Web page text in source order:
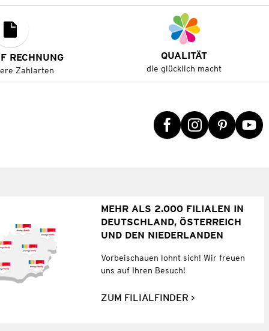
RECHNUNG
Zahlarten
QUALITÄT
die glücklich macht
MEHR ALS 2.000 FILIALEN IN
DEUTSCHLAND, ÖSTERREICH
UND DEN NIEDERLANDEN
Vorbeischauen lohnt sich! Wir freuen
uns auf Ihren Besuch!
ZUM FILIALFINDER